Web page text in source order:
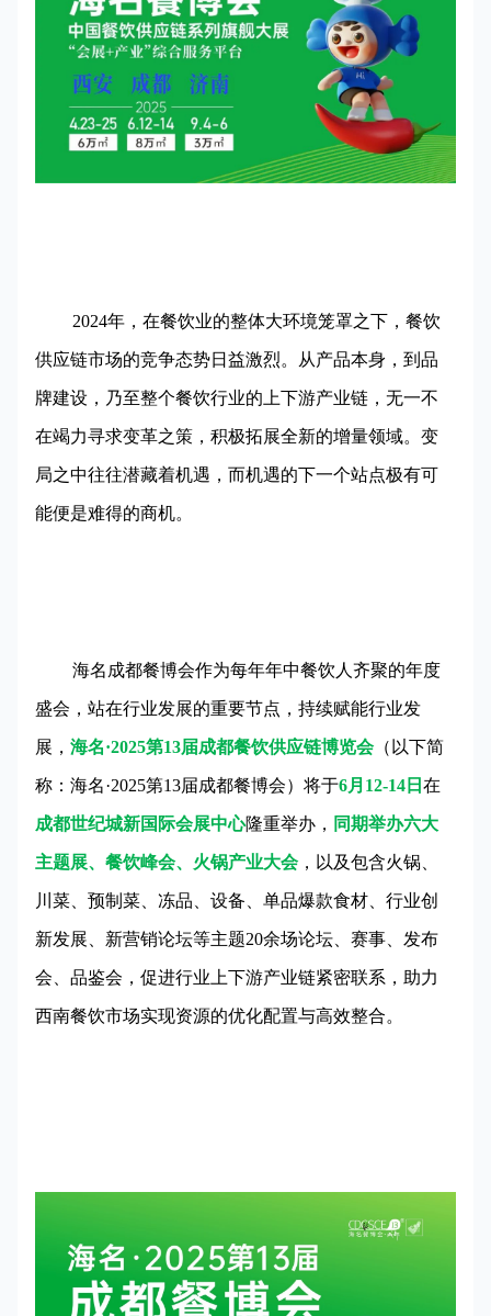
2024年，在餐饮业的整体大环境笼罩之下，餐饮
供应链市场的竞争态势日益激烈。从产品本身，到品
牌建设，乃至整个餐饮行业的上下游产业链，无一不
在竭力寻求变革之策，积极拓展全新的增量领域。变
局之中往往潜藏着机遇，而机遇的下一个站点极有可
能便是难得的商机。
海名成都餐博会作为每年年中餐饮人齐聚的年度
盛会，站在行业发展的重要节点，持续赋能行业发
展，海名·2025第13届成都餐饮供应链博览会（以下简
称：海名·2025第13届成都餐博会）将于6月12-14日在
成都世纪城新国际会展中心隆重举办， 同期举办六大
主题展、餐饮峰会、火锅产业大会，以及包含火锅、
川菜、预制菜、冻品、设备、单品爆款食材、行业创
新发展、新营销论坛等主题20余场论坛、赛事、发布
会、品鉴会，促进行业上下游产业链紧密联系，助力
西南餐饮市场实现资源的优化配置与高效整合。